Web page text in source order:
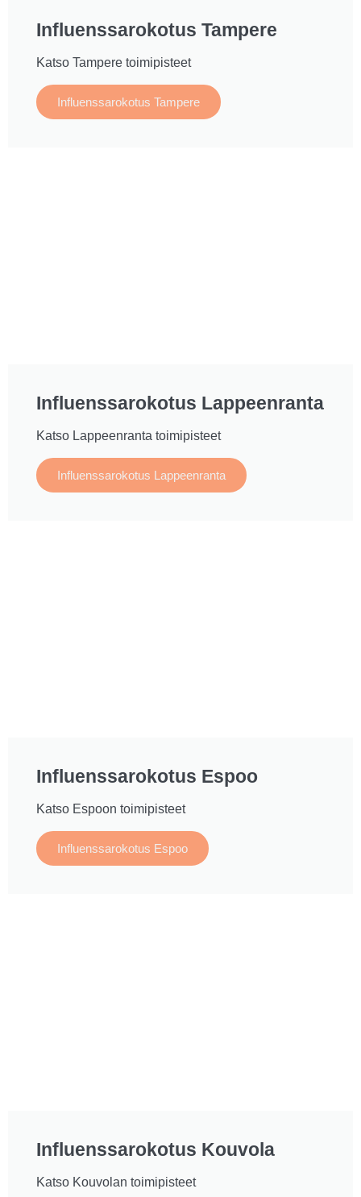
Influenssarokotus Tampere
Katso Tampere toimipisteet
Influenssarokotus Tampere
Influenssarokotus Lappeenranta
Katso Lappeenranta toimipisteet
Influenssarokotus Lappeenranta
Influenssarokotus Espoo
Katso Espoon toimipisteet
Influenssarokotus Espoo
Influenssarokotus Kouvola
Katso Kouvolan toimipisteet